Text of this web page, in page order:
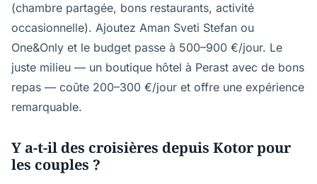
(chambre partagée, bons restaurants, activité
occasionnelle). Ajoutez Aman Sveti Stefan ou
One&Only et le budget passe à 500–900 €/jour. Le
juste milieu — un boutique hôtel à Perast avec de bons
repas — coûte 200–300 €/jour et offre une expérience
remarquable.
Y a-t-il des croisières depuis Kotor pour
les couples ?